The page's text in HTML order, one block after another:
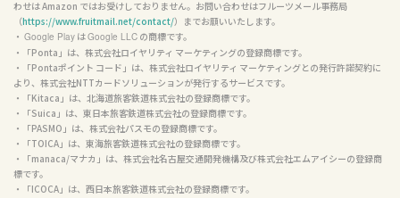
わせは Amazon ではお受けしておりません。お問い合わせはフルーツメール事務局
（https://www.fruitmail.net/contact/）までお願いいたします。
・ Google Play は Google LLC の商標です。
・「Ponta」は、株式会社ロイヤリティ マーケティングの登録商標です。
・「Pontaポイント コード」は、株式会社ロイヤリティ マーケティングとの発行許諾契約に
より、株式会社NTTカードソリューションが発行するサービスです。
・「Kitaca」は、北海道旅客鉄道株式会社の登録商標です。
・「Suica」は、東日本旅客鉄道株式会社の登録商標です。
・「PASMO」は、株式会社パスモの登録商標です。
・「TOICA」は、東海旅客鉄道株式会社の登録商標です。
・「manaca/マナカ」は、株式会社名古屋交通開発機構及び株式会社エムアイシーの登録商
標です。
・「ICOCA」は、西日本旅客鉄道株式会社の登録商標です。